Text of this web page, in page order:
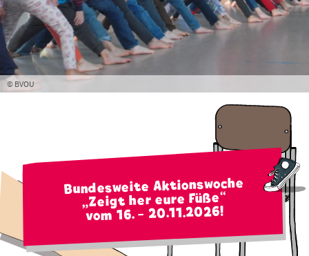
© BVOU
Bundesweite Aktionswoche
„Zeigt her eure Füße“
vom 16. - 20.11.2026!